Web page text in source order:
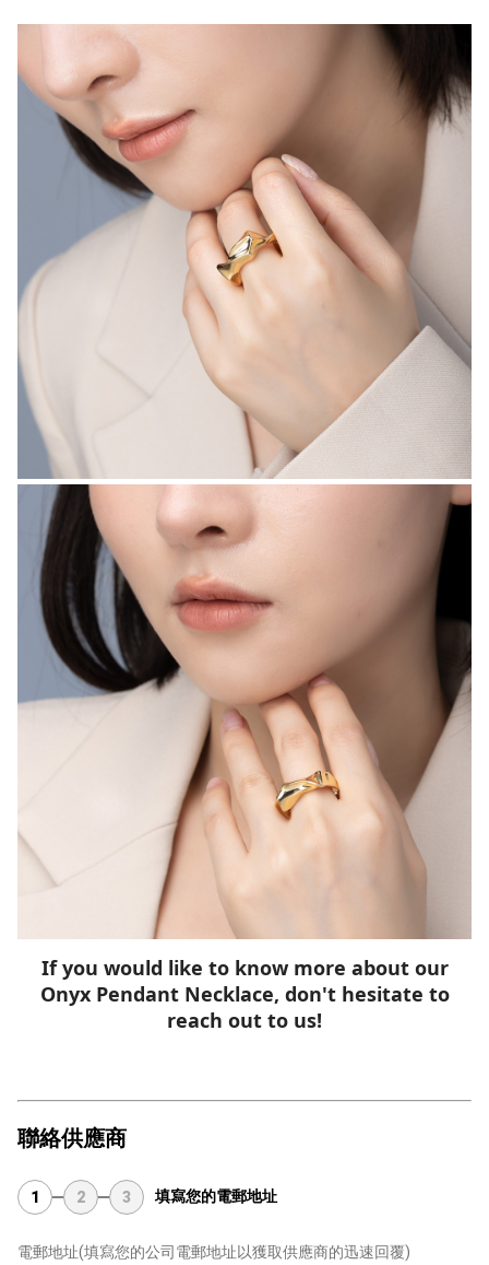
If you would like to know more about our
Onyx Pendant Necklace, don't hesitate to
reach out to us!
聯絡供應商
1 2 3 填寫您的電郵地址
電郵地址(填寫您的公司電郵地址以獲取供應商的迅速回覆)